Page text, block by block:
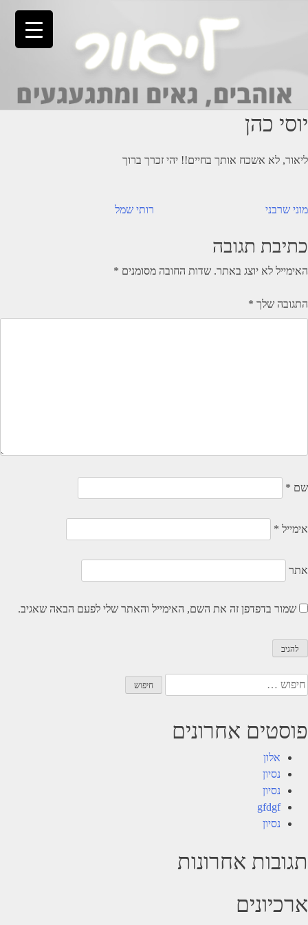
יוסי כהן
ליאור, לא אשכח אותך בחיים!! יהי זכרך ברוך
ניווט רותי שמל מוני שרבני
כתיבת תגובה
האימייל לא יוצג באתר. שדות החובה מסומנים *
התגובה שלך *
שם *
אימייל *
אתר
שמור בדפדפן זה את השם, האימייל והאתר שלי לפעם הבאה שאגיב.
חיפוש:
פוסטים אחרונים
אלון
נסיון
נסיון
gfdgf
נסיון
תגובות אחרונות
ארכיונים